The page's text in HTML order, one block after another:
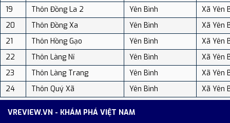
19
Thôn Đồng La 2 Yên Bình
Xã Yên
20
Thôn Đồng Xa Yên Bình
Xã Yên
21
Thôn Hồng Gạo Yên Bình
Xã Yên
22
Thôn Làng Nỉ Yên Bình
Xã Yên
23
Thôn Làng Trang Yên Bình
Xã Yên
24
Thôn Quý Xã Yên Bình Xã Yên
VREVIEW.VN - KHÁM PHÁ VIỆT NAM